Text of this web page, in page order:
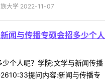
大学 2022-11-07
闻与传播专硕会招多少个人
个人呢？学院:文学与新闻传播
提问内容:新闻与传播专